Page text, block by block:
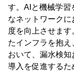
す。AIと機械学習
なネットワーク
度を向上させま
たインフラを抱
おいて、漏水検
導入を促進する